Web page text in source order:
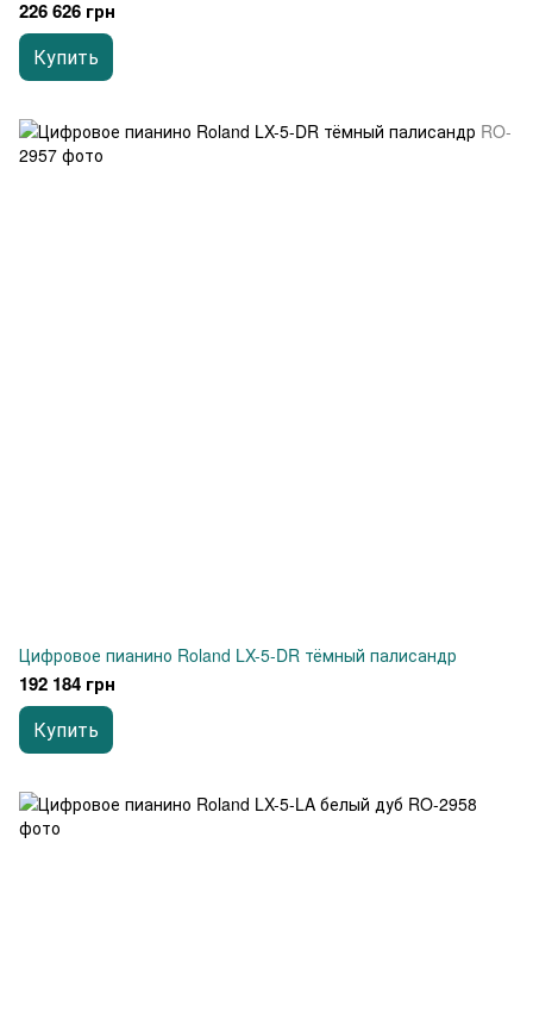
226 626 грн
Купить
Цифровое пианино Roland LX-5-DR тёмный палисандр
192 184 грн
Купить